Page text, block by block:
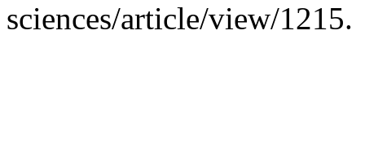
sciences/article/view/1215.